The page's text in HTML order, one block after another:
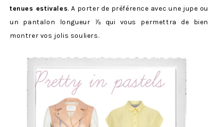
tenues estivales. A porter de préférence avec une jupe ou
un pantalon longueur ⅞ qui vous permettra de bien
montrer vos jolis souliers.